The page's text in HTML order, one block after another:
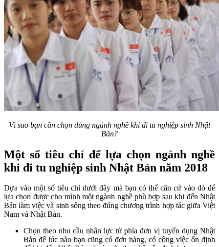
Vì sao bạn cần chọn đúng ngành nghề khi đi tu nghiệp sinh Nhật
Bản?
Một số tiêu chí để lựa chọn ngành nghề
khi đi tu nghiệp sinh Nhật Bản năm 2018
Dựa vào một số tiêu chí dưới đây mà bạn có thể căn cứ vào đó để
lựa chọn được cho mình một ngành nghề phù hợp sau khi đến Nhật
Bản làm việc và sinh sống theo đúng chương trình hợp tác giữa Việt
Nam và Nhật Bản.
Chọn theo nhu cầu nhân lực từ phía đơn vị tuyển dụng Nhật
Bản để lúc nào bạn cũng có đơn hàng, có công việc ổn định